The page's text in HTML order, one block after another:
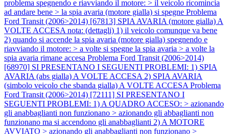
problema spegnendo e riavviando il motore: > il veicolo ricomincia
ad andare bene > la spia avaria (motore gialla) si spegne Problema
Ford Transit (2006>2014) [67813] SPIA AVARIA (motore gialla) A
VOLTE ACCESA nota: (dettagli) 1) il veicolo comunque va bene
2) quando si accende la spia avaria (motore gialla) spegnendo e
riavviando il motore: > a volte si spegne la spia avaria > a volte la
spia avaria rimane accesa Problema Ford Transit (2006>2014)
[68970] SI PRESENTANO I SEGUENTI PROBLEMI: 1) SPIA
AVARIA (abs gialla) A VOLTE ACCESA 2) SPIA AVARIA
(simbolo veicolo che sbanda gialla) A VOLTE ACCESA Problema
Ford Transit (2006>2014) [72111] SI PRESENTANO I
SEGUENTI PROBLEMI: 1) A QUADRO ACCESO: > azionando
gli anabbaglianti non funzionano > azionando gli abbaglianti non
funzionano ma si accendono gli anabbaglianti 2) A MOTORE
AVVIATO > azionando gli anabbaglianti non funzionano >